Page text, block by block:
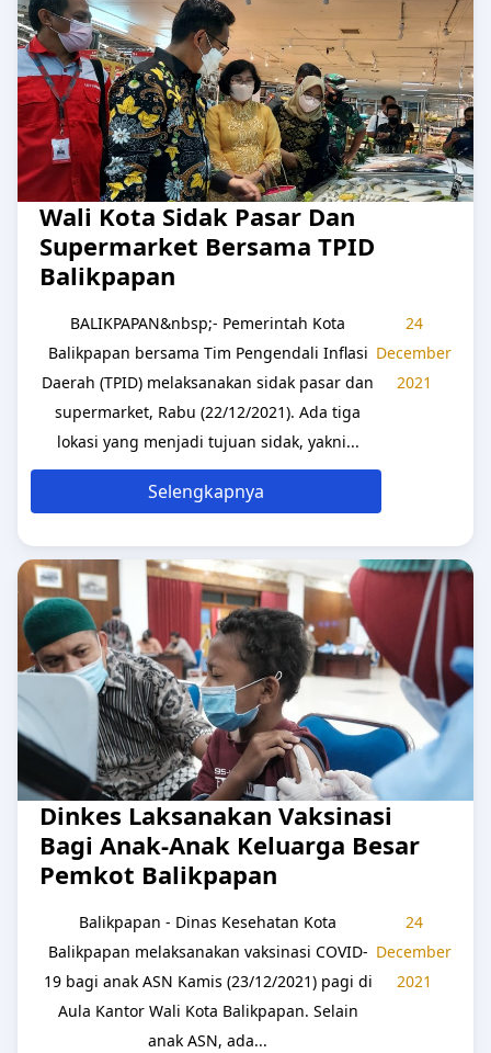
Wali Kota Sidak Pasar Dan
Supermarket Bersama TPID
Balikpapan
BALIKPAPAN&nbsp;- Pemerintah Kota
Balikpapan bersama Tim Pengendali Inflasi
Daerah (TPID) melaksanakan sidak pasar dan
supermarket, Rabu (22/12/2021). Ada tiga
lokasi yang menjadi tujuan sidak, yakni...
24
December
2021
Selengkapnya
Dinkes Laksanakan Vaksinasi
Bagi Anak-Anak Keluarga Besar
Pemkot Balikpapan
Balikpapan - Dinas Kesehatan Kota
Balikpapan melaksanakan vaksinasi COVID-
19 bagi anak ASN Kamis (23/12/2021) pagi di
Aula Kantor Wali Kota Balikpapan. Selain
anak ASN, ada...
24
December
2021